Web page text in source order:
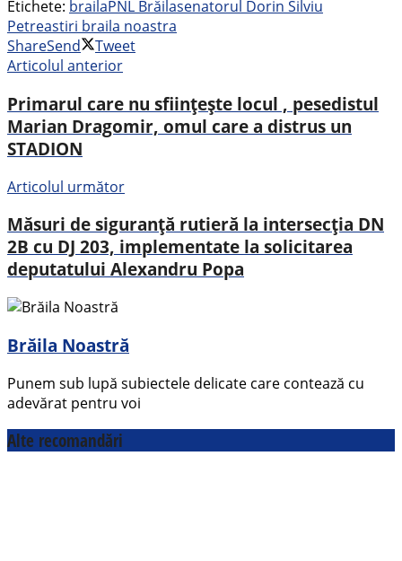
Etichete: brailaPNL Brăilasenatorul Dorin Silviu
Petreastiri braila noastra
ShareSend
Tweet
Articolul anterior
Primarul care nu sființește locul , pesedistul
Marian Dragomir, omul care a distrus un
STADION
Articolul următor
Măsuri de siguranță rutieră la intersecția DN
2B cu DJ 203, implementate la solicitarea
deputatului Alexandru Popa
Brăila Noastră
Punem sub lupă subiectele delicate care contează cu
adevărat pentru voi
Alte recomandări